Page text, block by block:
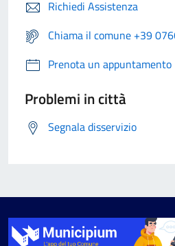
Richiedi Assistenza
Chiama il comune +39
Prenota un appuntamento
Problemi in città
Segnala disservizio